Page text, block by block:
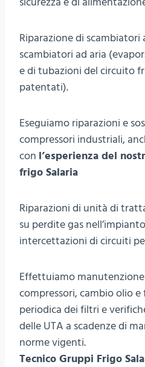
Riparazione di scambiatori
scambiatori ad aria
e di tubazioni del circuito
patentati).
Eseguiamo riparazioni e
compressori industriali,
con l’esperienza del
frigo Salaria
Riparazioni di unità di
su perdite gas
intercettazioni di circuiti
Effettuiamo
compressori, cambio olio
periodica dei filtri e
delle UTA a scadenze di
norme vigenti.
Tecnico Gruppi Frigo